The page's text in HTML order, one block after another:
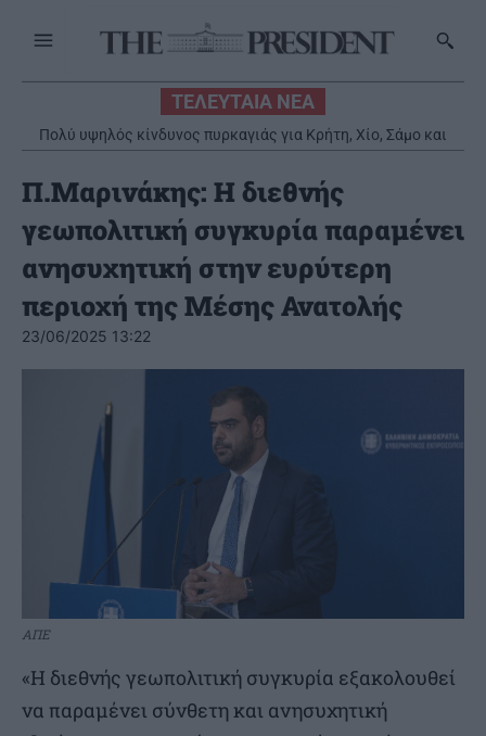
ΤΕΛΕΥΤΑΙΑ ΝΕΑ
Πολύ υψηλός κίνδυνος πυρκαγιάς για Κρήτη, Χίο, Σάμο και
Ικαρία – Σε «Red Code» παραμένει η Αττική
Π.Μαρινάκης: Η διεθνής
γεωπολιτική συγκυρία παραμένει
ανησυχητική στην ευρύτερη
περιοχή της Μέσης Ανατολής
23/06/2025 13:22
ΑΠΕ
«Η διεθνής γεωπολιτική συγκυρία εξακολουθεί
να παραμένει σύνθετη και ανησυχητική